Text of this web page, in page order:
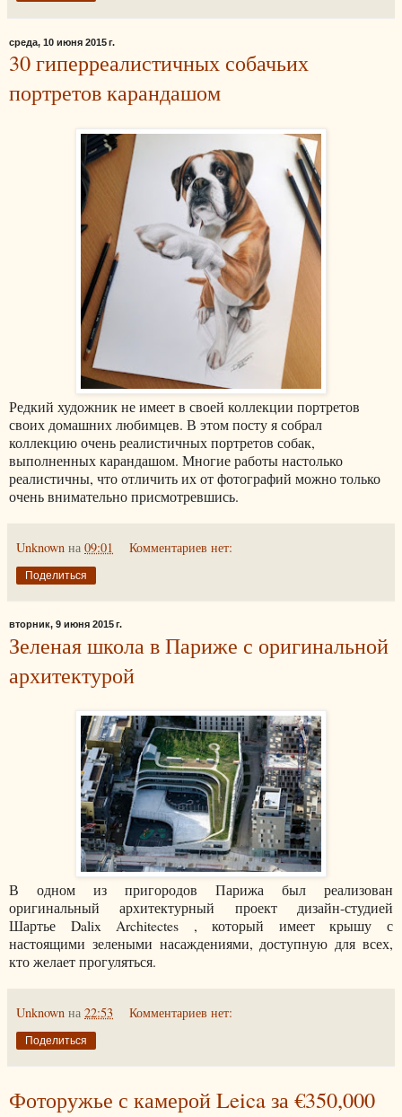
среда, 10 июня 2015 г.
30 гиперреалистичных собачьих
портретов карандашом
Редкий художник не имеет в своей коллекции портретов
своих домашних любимцев. В этом посту я собрал
коллекцию очень реалистичных портретов собак,
выполненных карандашом. Многие работы настолько
реалистичны, что отличить их от фотографий можно только
очень внимательно присмотревшись.
Unknown на 09:01 Комментариев нет:
Поделиться
вторник, 9 июня 2015 г.
Зеленая школа в Париже с оригинальной
архитектурой
В одном из пригородов Парижа был реализован
оригинальный архитектурный проект дизайн-студией
Шартье Dalix Architectes , который имеет крышу с
настоящими зелеными насаждениями, доступную для всех,
кто желает прогуляться.
Unknown на 22:53 Комментариев нет:
Поделиться
Фоторужье с камерой Leica за €350,000